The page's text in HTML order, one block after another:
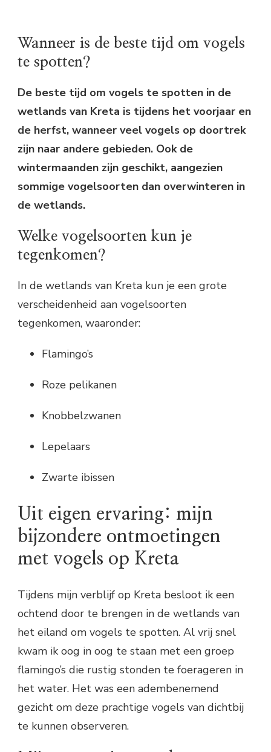
Wanneer is de beste tijd om vogels
te spotten?
De beste tijd om vogels te spotten in de
wetlands van Kreta is tijdens het voorjaar en
de herfst, wanneer veel vogels op doortrek
zijn naar andere gebieden. Ook de
wintermaanden zijn geschikt, aangezien
sommige vogelsoorten dan overwinteren in
de wetlands.
Welke vogelsoorten kun je
tegenkomen?
In de wetlands van Kreta kun je een grote
verscheidenheid aan vogelsoorten
tegenkomen, waaronder:
Flamingo’s
Roze pelikanen
Knobbelzwanen
Lepelaars
Zwarte ibissen
Uit eigen ervaring: mijn
bijzondere ontmoetingen
met vogels op Kreta
Tijdens mijn verblijf op Kreta besloot ik een
ochtend door te brengen in de wetlands van
het eiland om vogels te spotten. Al vrij snel
kwam ik oog in oog te staan met een groep
flamingo’s die rustig stonden te foerageren in
het water. Het was een adembenemend
gezicht om deze prachtige vogels van dichtbij
te kunnen observeren.